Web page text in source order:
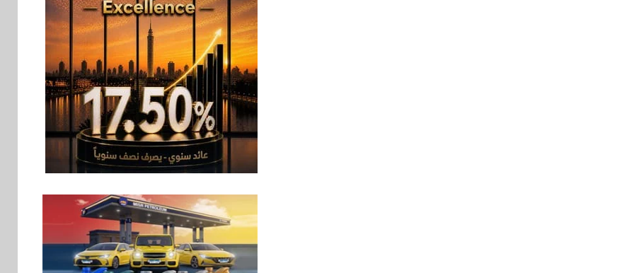
7
اخبار
غرفة القاهرة تنظم
ندوة إلكترونية لدعم
الصادرات وتحقيق
مستهدفات رؤية مصر
2030
8 بنوك
بنك مصر يشارك في
فعالية اليوم العالمي
للشباب ويقدم العديد
من العروض المجانية
بنوك
بنك QNB مصر يعزز
جاهزية المشروعات
الصغيرة والمتوسطة
للنمو والتوسع